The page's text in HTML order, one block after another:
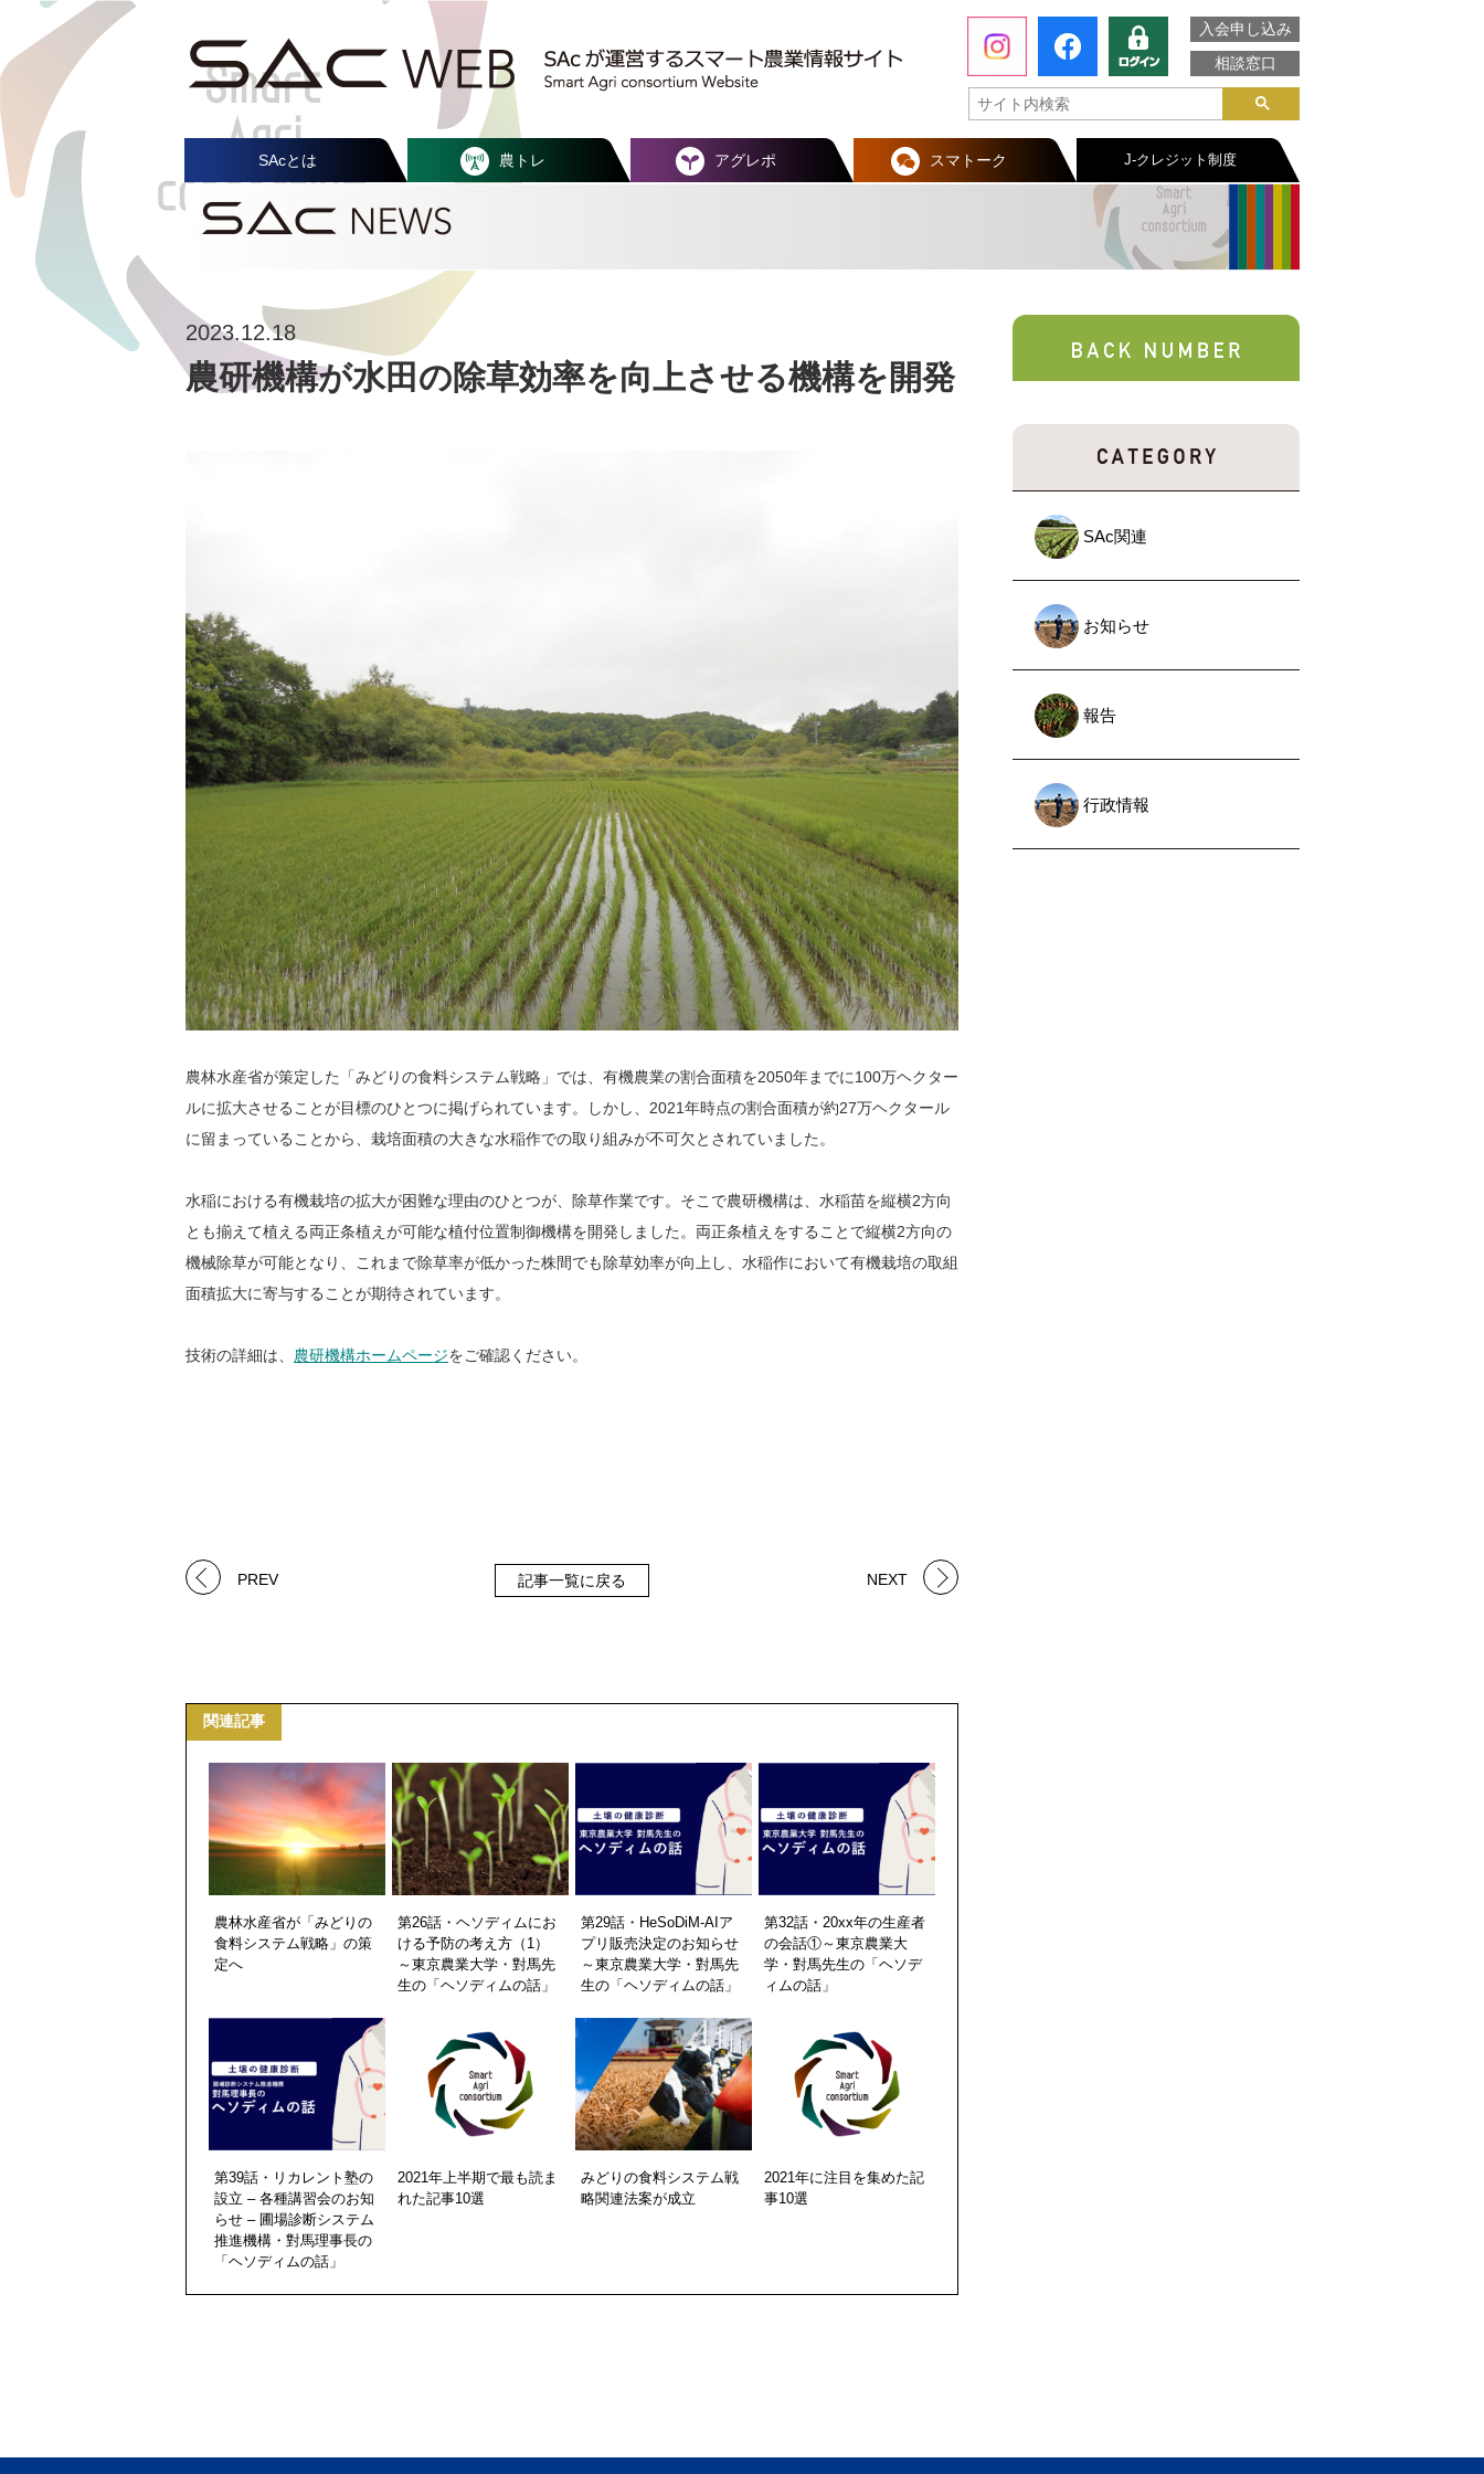
入会申し込み
相談窓口
SAcとは 農トレ アグレポ スマトーク J-クレジット制度
SAc関連
お知らせ
報告
行政情報
2023.12.18
農研機構が水田の除草効率を向上させる機構を開発
農林水産省が策定した「みどりの食料システム戦略」では、有機農業の割合面積を2050年までに100万ヘクター
ルに拡大させることが目標のひとつに掲げられています。しかし、2021年時点の割合面積が約27万ヘクタール
に留まっていることから、栽培面積の大きな水稲作での取り組みが不可欠とされていました。
水稲における有機栽培の拡大が困難な理由のひとつが、除草作業です。そこで農研機構は、水稲苗を縦横2方向
とも揃えて植える両正条植えが可能な植付位置制御機構を開発しました。両正条植えをすることで縦横2方向の
機械除草が可能となり、これまで除草率が低かった株間でも除草効率が向上し、水稲作において有機栽培の取組
面積拡大に寄与することが期待されています。
技術の詳細は、 農研機構ホームページをご確認ください。
PREV 記事一覧に戻る NEXT
関連記事
農林水産省が「みどりの
食料システム戦略」の策
定へ
第26話・ヘソディムにお
ける予防の考え方（1）
～東京農業大学・對馬先
生の「ヘソディムの話」
第29話・HeSoDiM-AIア
プリ販売決定のお知らせ
～東京農業大学・對馬先
生の「ヘソディムの話」
第32話・20xx年の生産者
の会話①～東京農業大
学・對馬先生の「ヘソデ
ィムの話」
第39話・リカレント塾の
設立 – 各種講習会のお知
らせ – 圃場診断システム
推進機構・對馬理事長の
「ヘソディムの話」
2021年上半期で最も読ま
れた記事10選
みどりの食料システム戦
略関連法案が成立
2021年に注目を集めた記
事10選